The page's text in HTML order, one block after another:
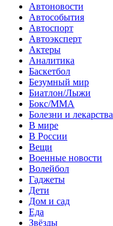
Автоновости
Автособытия
Автоспорт
Автоэксперт
Актеры
Аналитика
Баскетбол
Безумный мир
Биатлон/Лыжи
Бокс/MMA
Болезни и лекарства
В мире
В России
Вещи
Военные новости
Волейбол
Гаджеты
Дети
Дом и сад
Еда
Звёзды